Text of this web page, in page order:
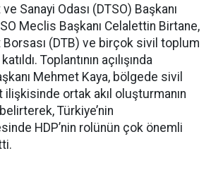
Sanayi Odası (DTSO) Başkanı
Meclis Başkanı Celalettin Birtane,
Borsası (DTB) ve birçok sivil toplum
Toplantının açılışında
Mehmet Kaya, bölgede sivil
ortak akıl oluşturmanın
Türkiye’nin
HDP’nin rolünün çok önemli